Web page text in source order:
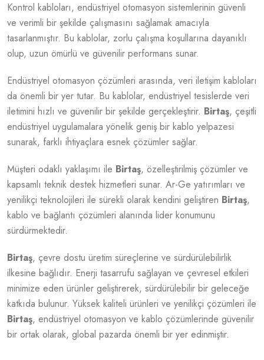
Kontrol kabloları, endüstriyel otomasyon sistemlerinin güvenli
ve verimli bir şekilde çalışmasını sağlamak amacıyla
tasarlanmıştır. Bu kablolar, zorlu çalışma koşullarına dayanıklı
olup, uzun ömürlü ve güvenilir performans sunar.
Endüstriyel otomasyon çözümleri arasında, veri iletişim kabloları
da önemli bir yer tutar. Bu kablolar, endüstriyel tesislerde veri
iletimini hızlı ve güvenilir bir şekilde gerçekleştirir. Birtaş, çeşitli
endüstriyel uygulamalara yönelik geniş bir kablo yelpazesi
sunarak, farklı ihtiyaçlara esnek çözümler sağlar.
Müşteri odaklı yaklaşımı ile Birtaş, özelleştirilmiş çözümler ve
kapsamlı teknik destek hizmetleri sunar. Ar-Ge yatırımları ve
yenilikçi teknolojileri ile sürekli olarak kendini geliştiren Birtaş,
kablo ve bağlantı çözümleri alanında lider konumunu
sürdürmektedir.
Birtaş, çevre dostu üretim süreçlerine ve sürdürülebilirlik
ilkesine bağlıdır. Enerji tasarrufu sağlayan ve çevresel etkileri
minimize eden ürünler geliştirerek, sürdürülebilir bir geleceğe
katkıda bulunur. Yüksek kaliteli ürünleri ve yenilikçi çözümleri ile
Birtaş, endüstriyel otomasyon ve kablo çözümlerinde güvenilir
bir ortak olarak, global pazarda önemli bir yer edinmiştir.